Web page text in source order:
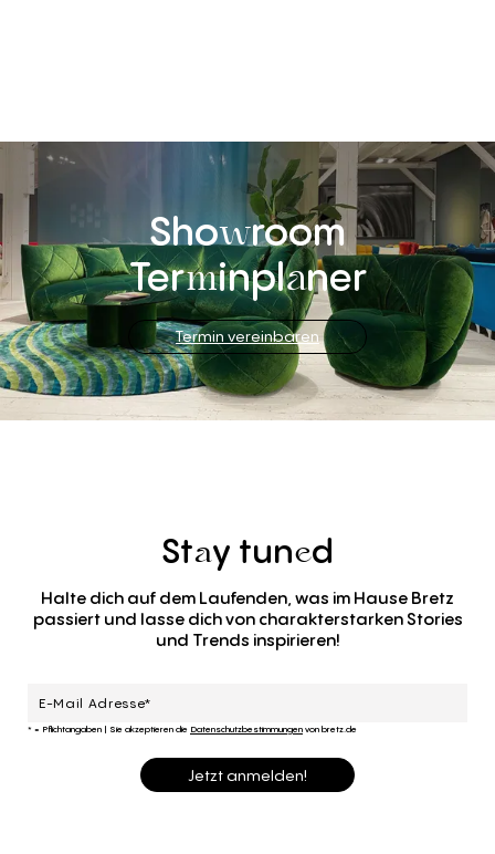
Showroom
Terminplaner
Termin vereinbaren
Stay tuned
Halte dich auf dem Laufenden, was im Hause Bretz
passiert und lasse dich von charakterstarken Stories
und Trends inspirieren!
* = Pflichtangaben | Sie akzeptieren die Datenschutzbestimmungen von bretz.de
Jetzt anmelden!